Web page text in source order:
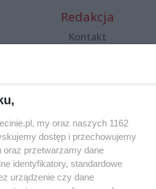
Redakcja
Kontakt
Specjalny koncert z okazji
20. urodzin portalu
wSzczecinie.pl
Regulamin konkursów
śniadaniówka "Hej
my oraz naszych 1162
dostęp i przechowujemy
oraz przetwarzamy dane
identyfikatory, standardowe
urządzenie czy dane